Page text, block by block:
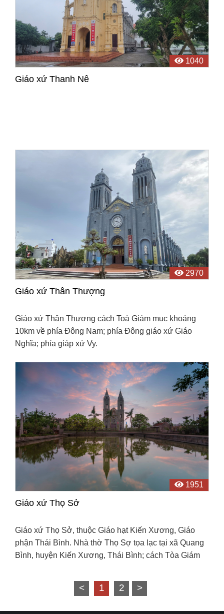
1040
Giáo xứ Thanh Nê
2970
Giáo xứ Thân Thượng
Giáo xứ Thân Thượng cách Toà Giám mục khoảng
10km về phía Đông Nam; phía Đông giáo xứ Giáo
Nghĩa; phía giáp xứ Vy.
1951
Giáo xứ Thọ Sở
Giáo xứ Thọ Sở, thuộc Giáo hạt Kiến Xương, Giáo
phận Thái Bình. Nhà thờ Thọ Sợ tọa lạc tại xã Quang
Bình, huyện Kiến Xương, Thái Bình; cách Tòa Giám
< 1 2 >